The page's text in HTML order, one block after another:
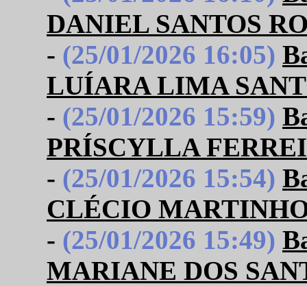
DANIEL SANTOS
- (25/01/2026 16:05)
LUÍARA LIMA
- (25/01/2026 15:59)
PRÍSCYLLA
- (25/01/2026 15:54)
CLÉCIO
- (25/01/2026 15:49)
MARIANE DOS